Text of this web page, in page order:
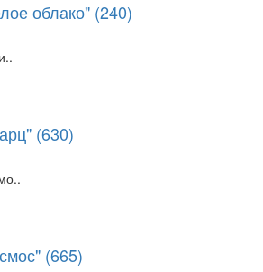
облако" (240)
(630)
(665)